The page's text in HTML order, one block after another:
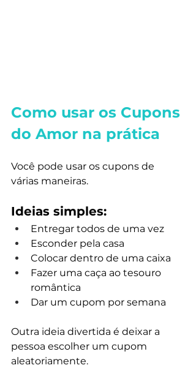
Como usar os Cupons
do Amor na prática
Você pode usar os cupons de
várias maneiras.
Ideias simples:
Entregar todos de uma vez
Esconder pela casa
Colocar dentro de uma caixa
Fazer uma caça ao tesouro
romântica
Dar um cupom por semana
Outra ideia divertida é deixar a
pessoa escolher um cupom
aleatoriamente.